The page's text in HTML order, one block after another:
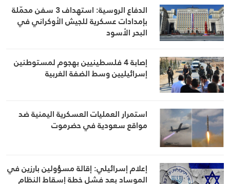
الدفاع الروسية: استهداف 3 سفن محمّلة
بإمدادات عسكرية للجيش الأوكراني في
البحر الأسود
إصابة 4 فلسطينيين بهجوم لمستوطنين
إسرائيليين وسط الضفة الغربية
استمرار العمليات العسكرية اليمنية ضد
مواقع سعودية في حضرموت
إعلام إسرائيلي: إقالة مسؤولين بارزين في
الموساد بعد فشل خطة إسقاط النظام